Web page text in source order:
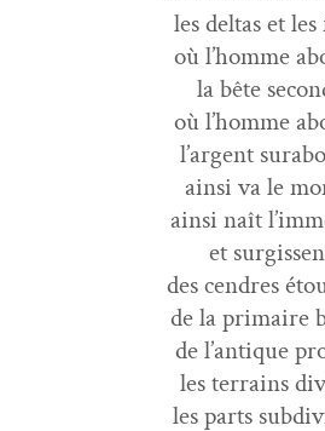
les deltas et
où l’homme
la bête
où l’homme
l’argent
ain­si va le
ain­si naît
et
des cen­dres
de la pri­maire
de l’antique
les ter­rains
les parts